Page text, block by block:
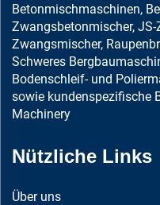
Betonmischmaschinen,
Zwangsbetonmischer,
Zwangsmischer,
Schweres
Bodenschleif- und
sowie kundenspezifische
Machinery
Nützliche Links
Über uns